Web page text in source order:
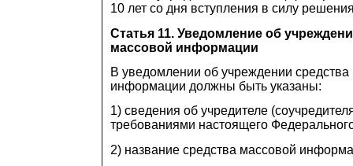
10 лет со дня вступления в силу
Статья 11. Уведомление об
массовой информации
В уведомлении об учреждении средства
информации должны быть указаны:
1) сведения об учредителе
требованиями настоящего
2) название средства массовой